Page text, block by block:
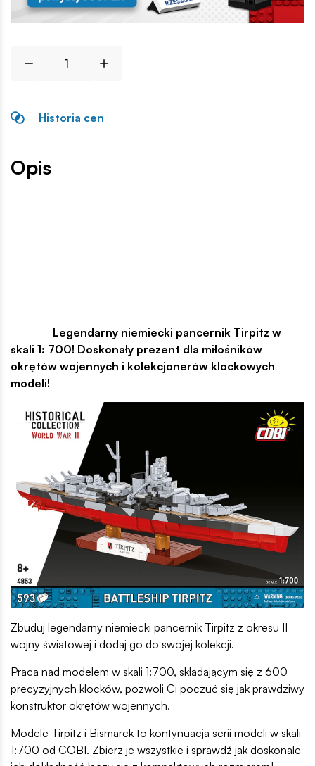
Historia cen
Opis
Legendarny niemiecki pancernik Tirpitz w
skali 1: 700! Doskonały prezent dla miłośników
okrętów wojennych i kolekcjonerów klockowych
modeli!
Zbuduj legendarny niemiecki pancernik Tirpitz z okresu II
wojny światowej i dodaj go do swojej kolekcji.
Praca nad modelem w skali 1:700, składającym się z 600
precyzyjnych klocków, pozwoli Ci poczuć się jak prawdziwy
konstruktor okrętów wojennych.
Modele Tirpitz i Bismarck to kontynuacja serii modeli w skali
1:700 od COBI. Zbierz je wszystkie i sprawdź jak doskonale